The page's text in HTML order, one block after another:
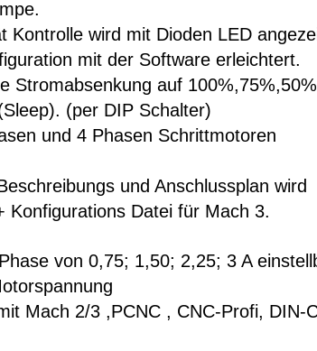
Kontrolle wird mit Dioden LED
mit der Software erleichtert.
Stromabsenkung auf
(per DIP Schalter)
und 4 Phasen Schrittmotoren
und Anschlussplan wird
Konfigurations Datei für Mach 3.
von 0,75; 1,50; 2,25; 3 A
Mach 2/3 ,PCNC , CNC-Profi, DIN-